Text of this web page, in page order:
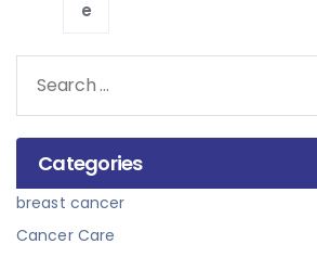
e
Categories
breast cancer
Cancer Care